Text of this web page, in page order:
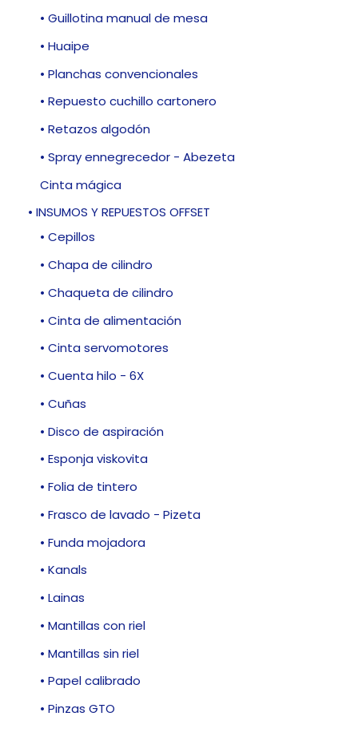
• Guillotina manual de mesa
• Huaipe
• Planchas convencionales
• Repuesto cuchillo cartonero
• Retazos algodón
• Spray ennegrecedor - Abezeta
Cinta mágica
• INSUMOS Y REPUESTOS OFFSET
• Cepillos
• Chapa de cilindro
• Chaqueta de cilindro
• Cinta de alimentación
• Cinta servomotores
• Cuenta hilo - 6X
• Cuñas
• Disco de aspiración
• Esponja viskovita
• Folia de tintero
• Frasco de lavado - Pizeta
• Funda mojadora
• Kanals
• Lainas
• Mantillas con riel
• Mantillas sin riel
• Papel calibrado
• Pinzas GTO